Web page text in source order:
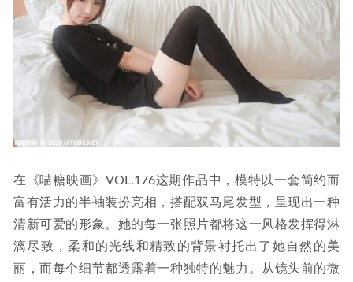
在《喵糖映画》VOL.176这期作品中，模特以一套简约而
富有活力的半袖装扮亮相，搭配双马尾发型，呈现出一种
清新可爱的形象。她的每一张照片都将这一风格发挥得淋
漓尽致，柔和的光线和精致的背景衬托出了她自然的美
丽，而每个细节都透露着一种独特的魅力。从镜头前的微